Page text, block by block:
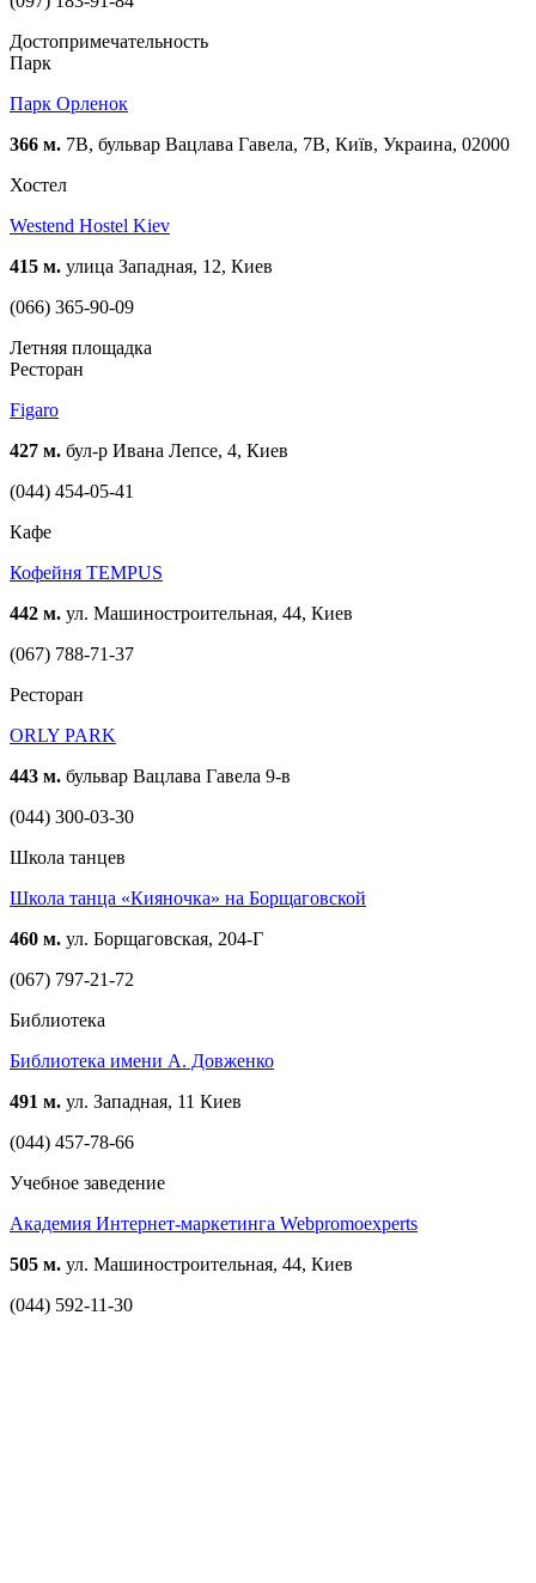
Достопримечательность
Парк
Парк Орленок
366 м. 7В, бульвар Вацлава Гавела, 7В, Київ, Украина, 02000
Хостел
Westend Hostel Kiev
415 м. улица Западная, 12, Киев
(066) 365-90-09
Летняя площадка
Ресторан
Figaro
427 м. бул-р Ивана Лепсе, 4, Киев
(044) 454-05-41
Кафе
Кофейня TEMPUS
442 м. ул. Машиностроительная, 44, Киев
(067) 788-71-37
Ресторан
ORLY PARK
443 м. бульвар Вацлава Гавела 9-в
(044) 300-03-30
Школа танцев
Школа танца «Кияночка» на Борщаговской
460 м. ул. Борщаговская, 204-Г
(067) 797-21-72
Библиотека
Библиотека имени А. Довженко
491 м. ул. Западная, 11 Киев
(044) 457-78-66
Учебное заведение
Академия Интернет-маркетинга Webpromoexperts
505 м. ул. Машиностроительная, 44, Киев
(044) 592-11-30